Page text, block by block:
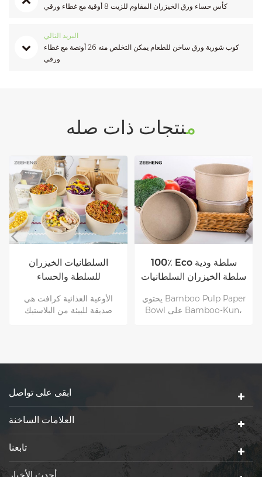
كأس حساء ورق الخيزران المقاوم للزيت 8 أوقية مع غطاء ورقي
البريد التالي
كوب شوربة ورق ساخن للطعام يمكن التخلص منه 26 أونصة مع غطاء
ورقي
منتجات ذات صله
100٪ Eco سلطة ودية
سلطة الخيزران السلطانيات
يحتوي Bamboo Pulp Paper
Bowl على Bamboo-Kun،
يمكن التخلص منها يسلب
سلطة الخيزران مع أغطية
الأوعية الورقية صديقة للبيئة
وصحية أكثر من الأوعية
ابقى على تواصل
العلامات الساخنة
تابعنا